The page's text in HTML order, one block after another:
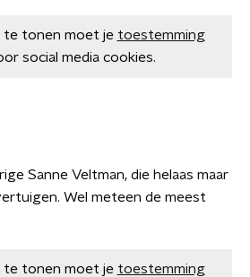
te tonen moet je toestemming
social media cookies.
Sanne Veltman, die helaas maar
Wel meteen de meest
te tonen moet je toestemming